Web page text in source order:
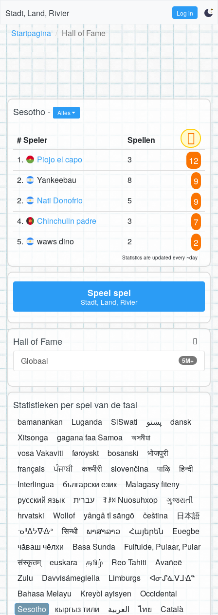
Stadt, Land, Rivier Log in
Startpagina Hall of Fame
Sesotho - Alles
# Speler
Spellen
1.
Piojo el capo 3 12
2. Yankeebau 8 9
2. Nati Donofrio 5 9
4. Chinchulin padre 3 7
5. waws dino 2 2
Statistics are updated every ~day
Speel spel
Stadt, Land, Rivier
Hall of Fame
5M+
Globaal
Statistieken per spel van de taal
bamanankan Luganda SiSwati پښتو
dansk
Xitsonga
gagana faa Samoa
অসমীয়া
vosa Vakaviti
føroyskt bosanski
भोजपुरी
français
ਪੰਜਾਬੀ कश्मीरी slovenčina पाऴि
हिन्दी
Interlingua
български език
Malagasy fiteny
русский язык
עברית ꆈꌠ꒿ Nuosuhxop
ગુજરાતી
hrvatski
Wollof yângâ tî sängö čeština
日本語
ᓀᐦᐃᔭᐍᐏᐣ
सिन्धी ພາສາລາວ Հայերեն
Eʋegbe
чӑваш чӗлхи
Basa Sunda
Fulfulde, Pulaar, Pular
संस्कृतम्
euskara தமிழ் Reo Tahiti
Avañeẽ
Zulu
Davvisámegiella Limburgs
ᐊᓂᔑᓈᐯᒧᐎᓐ
Bahasa Melayu
Kreyòl ayisyen
Occidental
Sesotho
кыргыз тили العربية ไทย
Català